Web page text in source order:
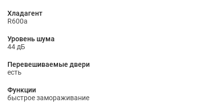
Хладагент
R600a
Уровень шума
44 дБ
Перевешиваемые двери
есть
Функции
быстрое замораживание